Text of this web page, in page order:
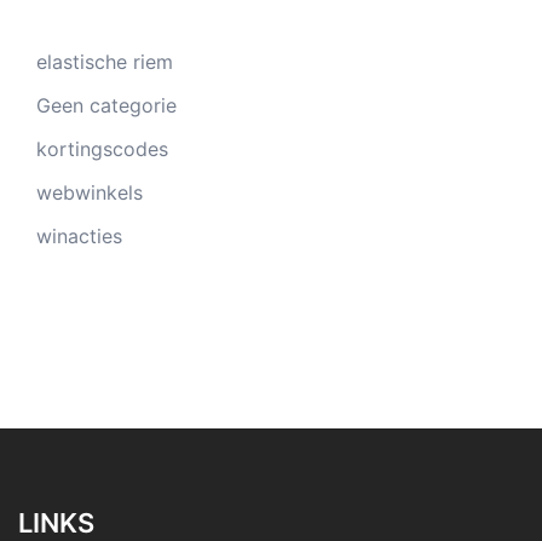
elastische riem
Geen categorie
kortingscodes
webwinkels
winacties
LINKS